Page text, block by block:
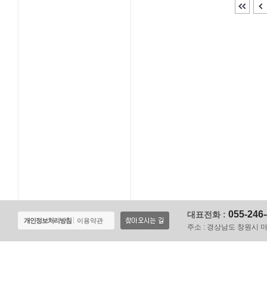
개인정보처리방침 이용약관
대표전화 : 055-
주소 : 경상남도 창원시